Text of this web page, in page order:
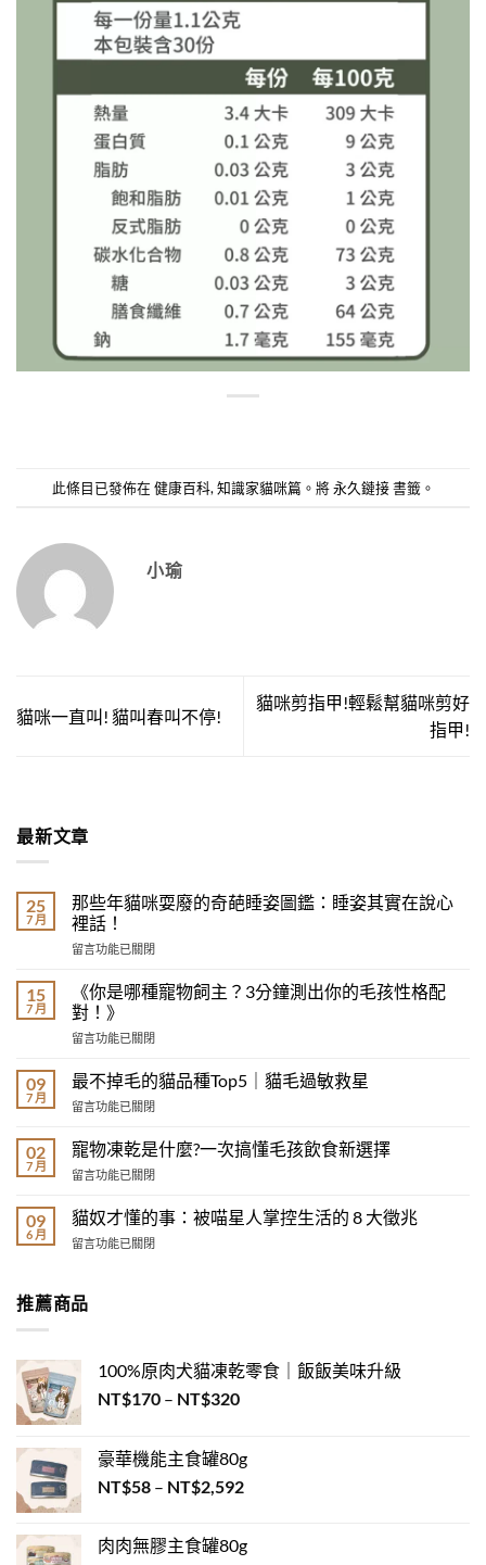
此條目已發佈在 健康百科, 知識家貓咪篇。將永久鏈接書籤。
小瑜
貓咪一直叫! 貓叫春叫不停!
貓咪剪指甲!輕鬆幫貓咪剪好
指甲!
最新文章
25
7 月
那些年貓咪耍廢的奇葩睡姿圖鑑：睡姿其實在說心
裡話！
在
年
貓
咪
廢
奇
睡
姿
鑑：
睡
姿
在
話！〉
中
留言功能已關閉
15
7 月
《你是哪種寵物飼主？3分鐘測出你的毛孩性格配
對！》
在
是
哪
種
物
飼
主？
分
鐘
你
的
格
配
對！》〉
留言功能已關閉
09
7 月
最不掉毛的貓品種Top5｜貓毛過敏救星
在
不
掉
毛
貓
品
種
貓
敏
救
星〉
中
留言功能已關閉
02
7 月
寵物凍乾是什麼?一次搞懂毛孩飲食新選擇
在
物
凍
乾
麼?
搞
懂
毛
孩
食
擇〉
留言功能已關閉
09
6 月
貓奴才懂的事：被喵星人掌控生活的 8 大徵兆
在
才
懂
喵
星
人
掌
活
8
大
留言功能已關閉
推薦商品
100%原肉犬貓凍乾零食｜飯飯美味升級
NT$170 – NT$320價
圍：
NT$170
豪華機能主食罐80g
NT$58 – NT$2,592價
圍：
肉肉無膠主食罐80g